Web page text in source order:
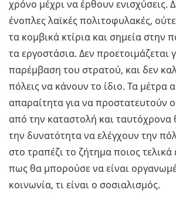
χρόνο μέχρι να έρθουν ενισχύσεις.
ένοπλες λαϊκές πολιτοφυλακές,
τα κομβικά κτίρια και σημεία στην
τα εργοστάσια. Δεν προετοιμάζεται
παρέμβαση του στρατού, και δεν
πόλεις να κάνουν το ίδιο. Τα μέτρα
απαραίτητα για να προστατευτούν
από την καταστολή και ταυτόχρονα
την δυνατότητα να ελέγχουν την
στο τραπέζι το ζήτημα ποιος τελικά
πως θα μπορούσε να είναι
κοινωνία, τι είναι ο σοσιαλισμός.